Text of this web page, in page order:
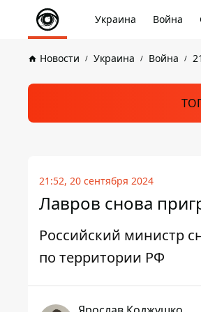
Украина Война
Новости Украина Война
21:52, 20 сентября 2024
Лавров снова
Российский министр
по территории РФ